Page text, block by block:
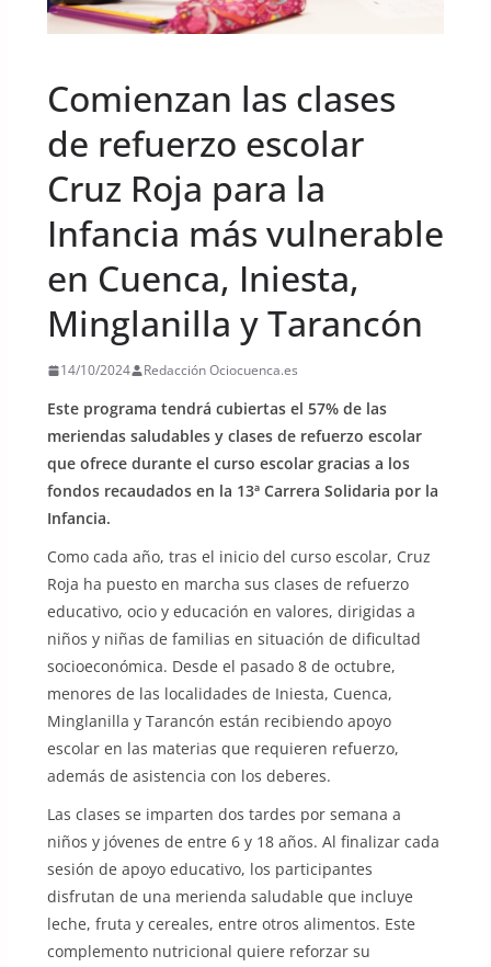
Comienzan las clases
de refuerzo escolar
Cruz Roja para la
Infancia más vulnerable
en Cuenca, Iniesta,
Minglanilla y Tarancón
14/10/2024 Redacción Ociocuenca.es
Este programa tendrá cubiertas el 57% de las
meriendas saludables y clases de refuerzo escolar
que ofrece durante el curso escolar gracias a los
fondos recaudados en la 13ª Carrera Solidaria por la
Infancia.
Como cada año, tras el inicio del curso escolar, Cruz
Roja ha puesto en marcha sus clases de refuerzo
educativo, ocio y educación en valores, dirigidas a
niños y niñas de familias en situación de dificultad
socioeconómica. Desde el pasado 8 de octubre,
menores de las localidades de Iniesta, Cuenca,
Minglanilla y Tarancón están recibiendo apoyo
escolar en las materias que requieren refuerzo,
además de asistencia con los deberes.
Las clases se imparten dos tardes por semana a
niños y jóvenes de entre 6 y 18 años. Al finalizar cada
sesión de apoyo educativo, los participantes
disfrutan de una merienda saludable que incluye
leche, fruta y cereales, entre otros alimentos. Este
complemento nutricional quiere reforzar su